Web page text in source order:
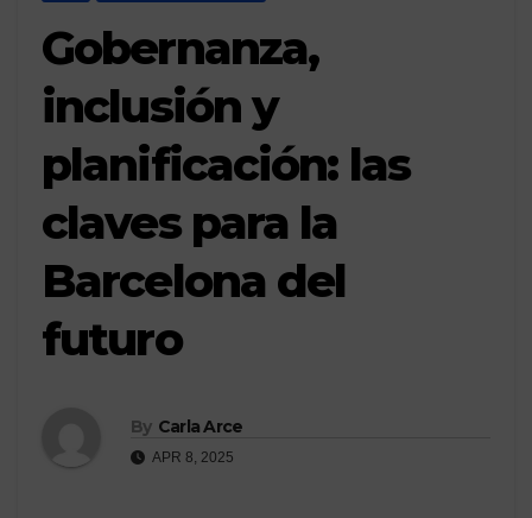
Gobernanza,
inclusión y
planificación: las
claves para la
Barcelona del
futuro
By Carla Arce
APR 8, 2025